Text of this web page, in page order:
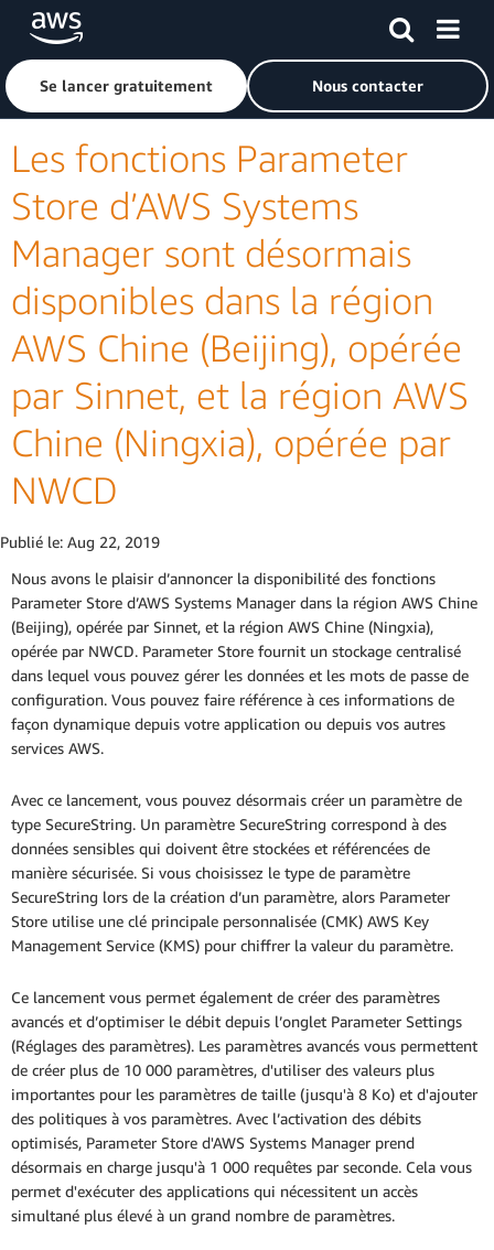
Passer au contenu principal
Cliquer ici pour revenir à la page d'accueil d'Amazon Web
Se lancer gratuitement Nous contacter
Les fonctions Parameter
Store d’AWS Systems
Manager sont désormais
disponibles dans la région
AWS Chine (Beijing), opérée
par Sinnet, et la région AWS
Chine (Ningxia), opérée par
NWCD
Publié le: Aug 22, 2019
Nous avons le plaisir d’annoncer la disponibilité des fonctions
Parameter Store d’AWS Systems Manager dans la région AWS Chine
(Beijing), opérée par Sinnet, et la région AWS Chine (Ningxia),
opérée par NWCD. Parameter Store fournit un stockage centralisé
dans lequel vous pouvez gérer les données et les mots de passe de
configuration. Vous pouvez faire référence à ces informations de
façon dynamique depuis votre application ou depuis vos autres
services AWS.
Avec ce lancement, vous pouvez désormais créer un paramètre de
type SecureString. Un paramètre SecureString correspond à des
données sensibles qui doivent être stockées et référencées de
manière sécurisée. Si vous choisissez le type de paramètre
SecureString lors de la création d’un paramètre, alors Parameter
Store utilise une clé principale personnalisée (CMK) AWS Key
Management Service (KMS) pour chiffrer la valeur du paramètre.
Ce lancement vous permet également de créer des paramètres
avancés et d’optimiser le débit depuis l’onglet Parameter Settings
(Réglages des paramètres). Les paramètres avancés vous permettent
de créer plus de 10 000 paramètres, d'utiliser des valeurs plus
importantes pour les paramètres de taille (jusqu'à 8 Ko) et d'ajouter
des politiques à vos paramètres. Avec l’activation des débits
optimisés, Parameter Store d'AWS Systems Manager prend
désormais en charge jusqu'à 1 000 requêtes par seconde. Cela vous
permet d'exécuter des applications qui nécessitent un accès
simultané plus élevé à un grand nombre de paramètres.